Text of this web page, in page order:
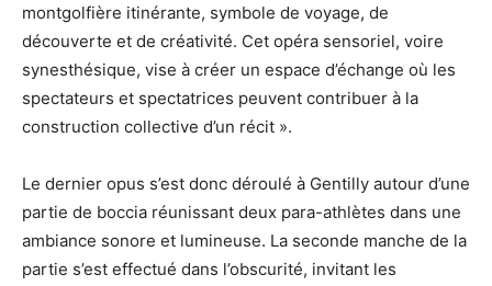
montgolfière itinérante, symbole de voyage, de
découverte et de créativité. Cet opéra sensoriel, voire
synesthésique, vise à créer un espace d’échange où les
spectateurs et spectatrices peuvent contribuer à la
construction collective d’un récit ».
Le dernier opus s’est donc déroulé à Gentilly autour d’une
partie de boccia réunissant deux para-athlètes dans une
ambiance sonore et lumineuse. La seconde manche de la
partie s’est effectué dans l’obscurité, invitant les